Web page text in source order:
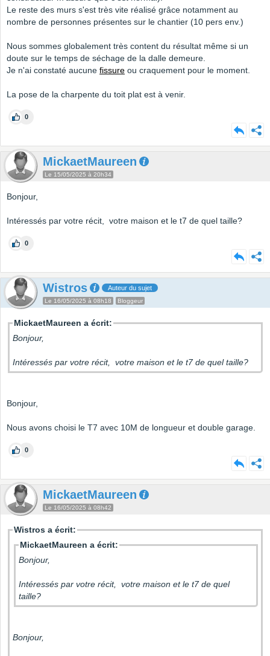
Le reste des murs s'est très vite réalisé grâce notamment au
nombre de personnes présentes sur le chantier (10 pers env.)
Nous sommes globalement très content du résultat même si un
doute sur le temps de séchage de la dalle demeure.
Je n'ai constaté aucune fissure ou craquement pour le moment.
La pose de la charpente du toit plat est à venir.
0
MickaetMaureen
Le 15/05/2025 à 20h34
Bonjour,
Intéressés par votre récit, votre maison et le t7 de quel taille?
0
Wistros Auteur du sujet
Le 16/05/2025 à 08h18 Bloggeur
MickaetMaureen a écrit:
Bonjour,
Intéressés par votre récit, votre maison et le t7 de quel taille?
Bonjour,
Nous avons choisi le T7 avec 10M de longueur et double garage.
0
MickaetMaureen
Le 16/05/2025 à 08h42
Wistros a écrit:
MickaetMaureen a écrit:
Bonjour,
Intéressés par votre récit, votre maison et le t7 de quel
taille?
Bonjour,